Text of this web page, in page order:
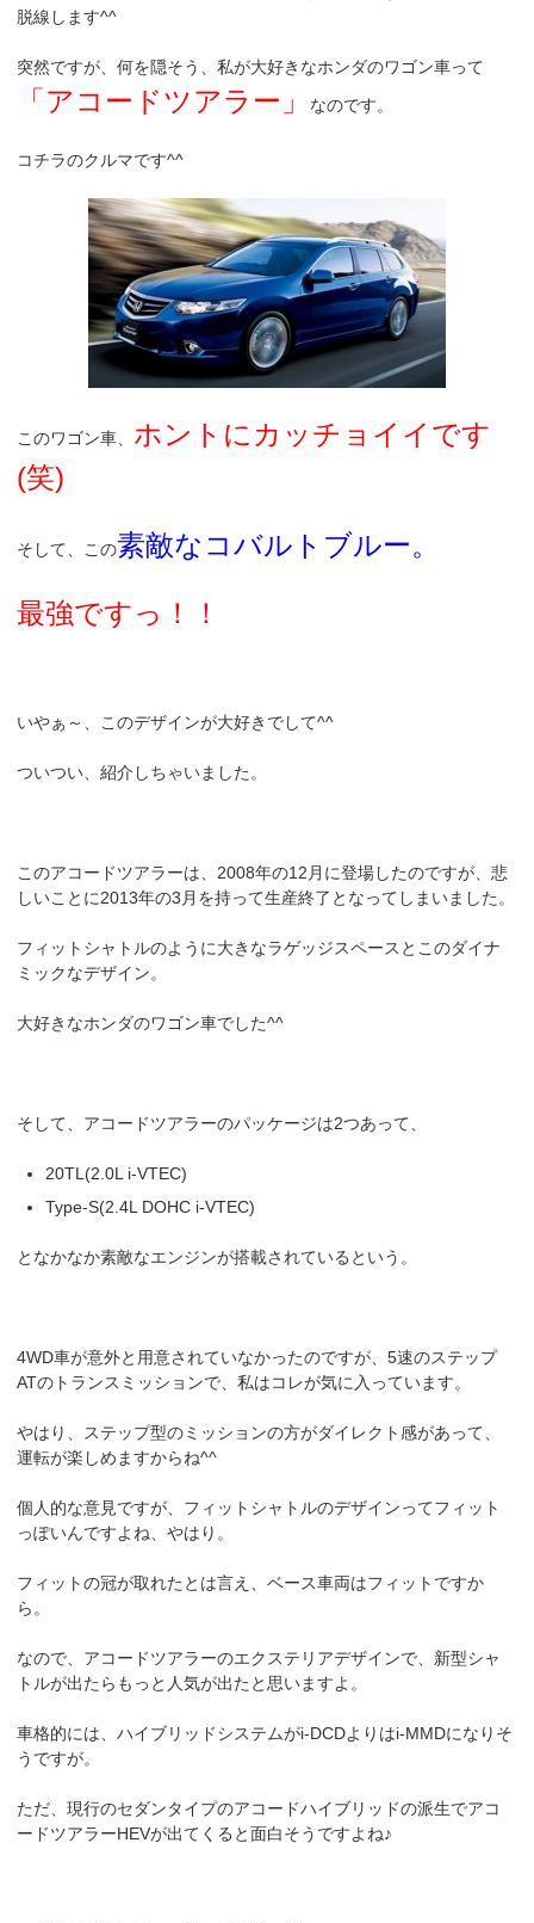
脱線します^^
突然ですが、何を隠そう、私が大好きなホンダのワゴン車って
「アコードツアラー」 なのです。
コチラのクルマです^^
このワゴン車、 ホントにカッチョイイです
(笑)
そして、この素敵なコバルトブルー。
最強ですっ！！
いやぁ～、このデザインが大好きでして^^
ついつい、紹介しちゃいました。
このアコードツアラーは、2008年の12月に登場したのですが、悲
しいことに2013年の3月を持って生産終了となってしまいました。
フィットシャトルのように大きなラゲッジスペースとこのダイナ
ミックなデザイン。
大好きなホンダのワゴン車でした^^
そして、アコードツアラーのパッケージは2つあって、
20TL(2.0L i-VTEC)
Type-S(2.4L DOHC i-VTEC)
となかなか素敵なエンジンが搭載されているという。
4WD車が意外と用意されていなかったのですが、5速のステップ
ATのトランスミッションで、私はコレが気に入っています。
やはり、ステップ型のミッションの方がダイレクト感があって、
運転が楽しめますからね^^
個人的な意見ですが、フィットシャトルのデザインってフィット
っぽいんですよね、やはり。
フィットの冠が取れたとは言え、ベース車両はフィットですか
ら。
なので、アコードツアラーのエクステリアデザインで、新型シャ
トルが出たらもっと人気が出たと思いますよ。
車格的には、ハイブリッドシステムがi-DCDよりはi-MMDになりそ
うですが。
ただ、現行のセダンタイプのアコードハイブリッドの派生でアコ
ードツアラーHEVが出てくると面白そうですよね♪